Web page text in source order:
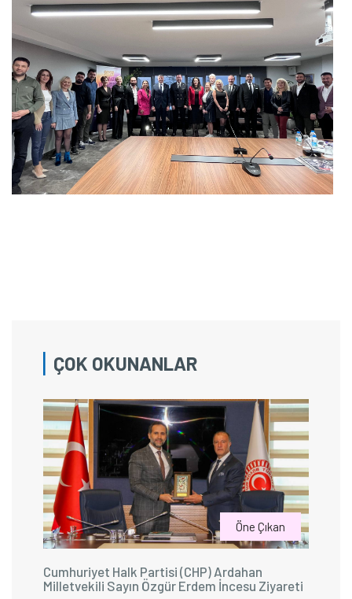
ÇOK OKUNANLAR
Öne Çıkan
Cumhuriyet Halk Partisi (CHP) Ardahan
Milletvekili Sayın Özgür Erdem İncesu Ziyareti